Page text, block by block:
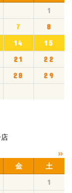
1
7
8
14
15
21
22
28
29
»
金 土
1